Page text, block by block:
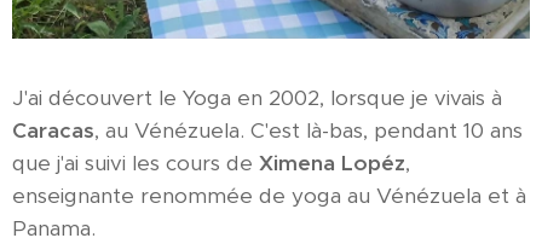
J'ai découvert le Yoga en 2002, lorsque je vivais à
Caracas, au Vénézuela. C'est là-bas, pendant 10 ans
que j'ai suivi les cours de Ximena Lopéz,
enseignante renommée de yoga au Vénézuela et à
Panama.